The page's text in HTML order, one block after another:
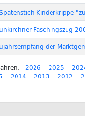
Kinderkrippe
Faschingszug
der
2026 2025
2014 2013 2012